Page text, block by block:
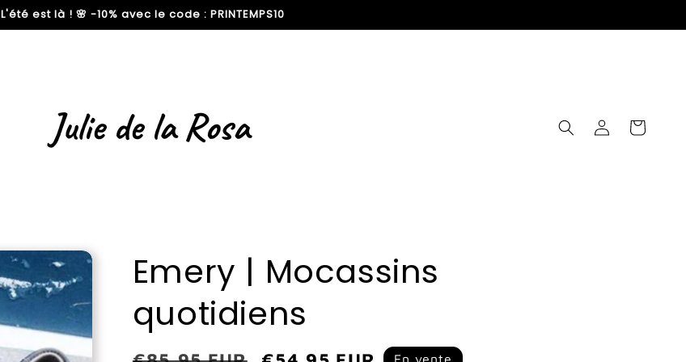
L'été est là ! 🌸 -10% avec le code : PRINTEMPS10
ConnexionPanier
Emery | Mocassins
quotidiens
En vente